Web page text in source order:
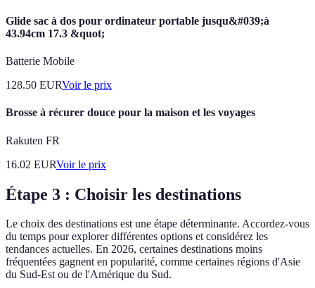
Glide sac à dos pour ordinateur portable jusqu&#039;à
43.94cm 17.3 &quot;
Batterie Mobile
128.50 EURVoir le prix
Brosse à récurer douce pour la maison et les voyages
Rakuten FR
16.02 EURVoir le prix
Étape 3 : Choisir les destinations
Le choix des destinations est une étape déterminante. Accordez-vous
du temps pour explorer différentes options et considérez les
tendances actuelles. En 2026, certaines destinations moins
fréquentées gagnent en popularité, comme certaines régions d'Asie
du Sud-Est ou de l'Amérique du Sud.